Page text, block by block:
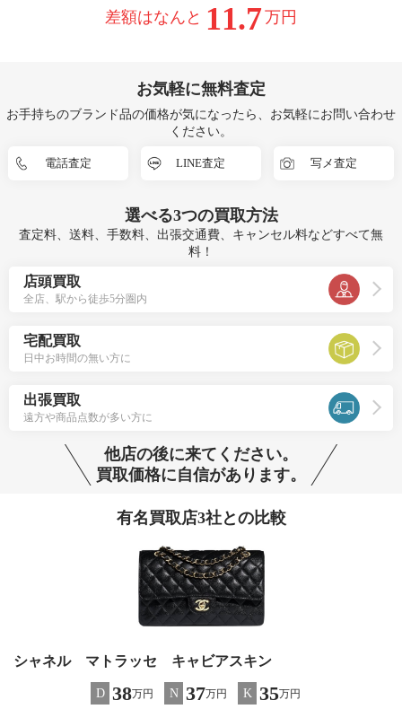
差額はなんと 11.7万円
お気軽に無料査定
お手持ちのブランド品の価格が気になったら、お気軽にお問い合わせ
ください。
電話査定 LINE査定 写メ査定
選べる3つの買取方法
査定料、送料、手数料、出張交通費、キャンセル料などすべて無
料！
店頭買取
全店、駅から徒歩5分圏内
宅配買取
日中お時間の無い方に
出張買取
遠方や商品点数が多い方に
他店の後に来てください。
買取価格に自信があります。
有名買取店3社との比較
シャネル マトラッセ キャビアスキン
D 38万円 N 37万円 K 35万円